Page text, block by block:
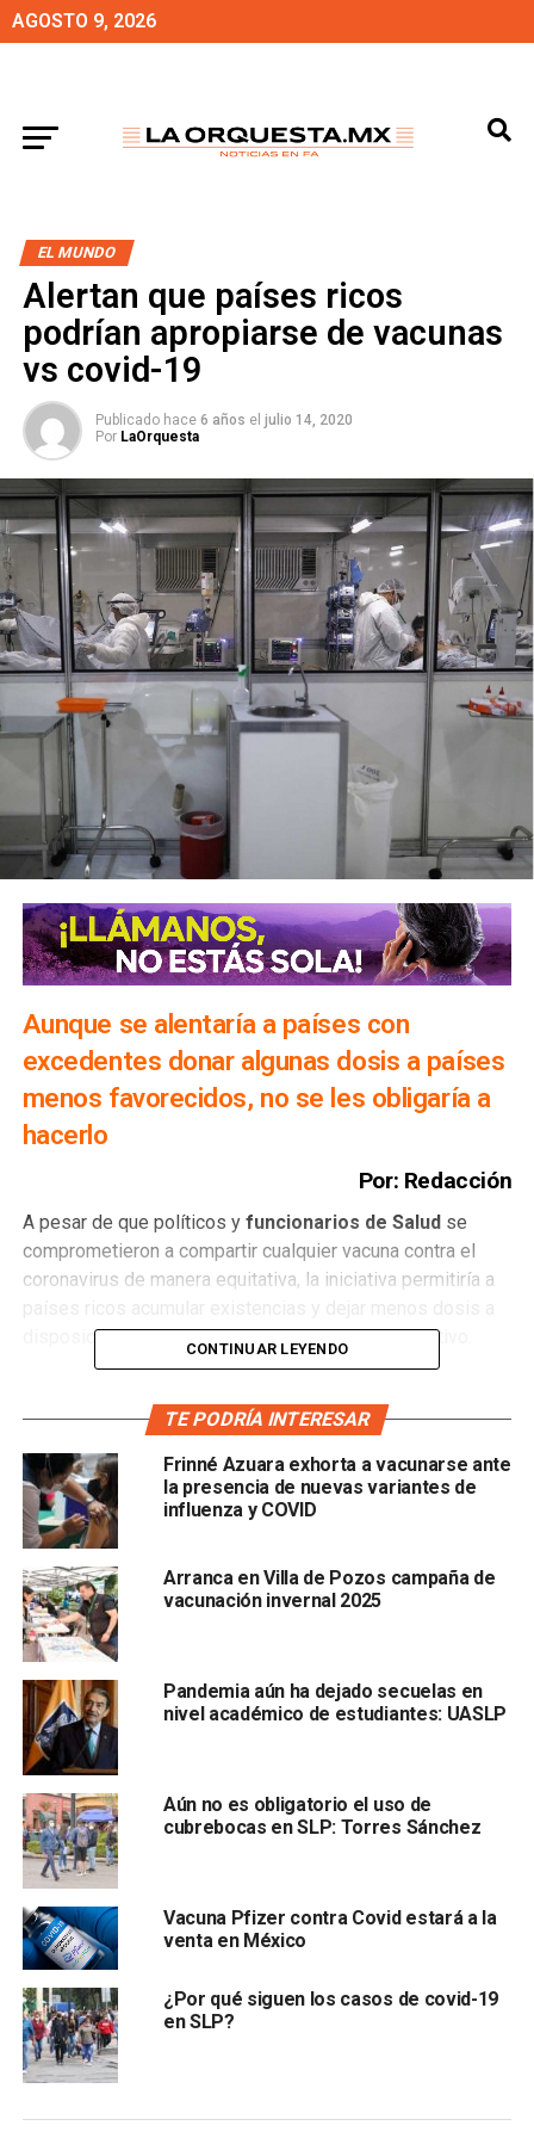
AGOSTO 9, 2026
EL MUNDO
Alertan que países ricos
podrían apropiarse de vacunas
vs covid-19
Publicado hace 6 años el julio 14, 2020
Por LaOrquesta
Aunque se alentaría a países con
excedentes donar algunas dosis a países
menos favorecidos, no se les obligaría a
hacerlo
Por: Redacción
A pesar de que políticos y funcionarios de Saludse
comprometieron a compartir cualquier vacuna contra el
coronavirus de manera equitativa, la iniciativa permitiría a
disposición de naciones con menor poder adquisitivo.
adquirió una gran cantidad de medicamento nuevo contra
si se crea una vacuna eficaz.
Algunos países como
Reino Unido, Francia, Alemania y
Estados Unidos
vacunas, aún cuando no se ha demostrado que las vacunas
investigadas resulten eficientes.
De acuerdo con Gavi, una sociedad entre el sector público
y privado iniciada por laFundación Bill & Melinda Gates
que compra vacunas para el 60% de los niños del mundo,
quienes aporten a su “Instalación Covax” tendrán “la
oportunidad de beneficiarse de una cartera más amplia de
vacunas contra el covid-19”.
Por ello, los países ricos podrían firmar contratos por su
incondicionales de Gavi.
CONTINUAR LEYENDO
TE PODRÍA INTERESAR
Frinné Azuara exhorta a vacunarse ante
la presencia de nuevas variantes de
influenza y COVID
Arranca en Villa de Pozos campaña de
vacunación invernal 2025
Pandemia aún ha dejado secuelas en
nivel académico de estudiantes: UASLP
Aún no es obligatorio el uso de
cubrebocas en SLP: Torres Sánchez
Vacuna Pfizer contra Covid estará a la
venta en México
¿Por qué siguen los casos de covid-19
en SLP?